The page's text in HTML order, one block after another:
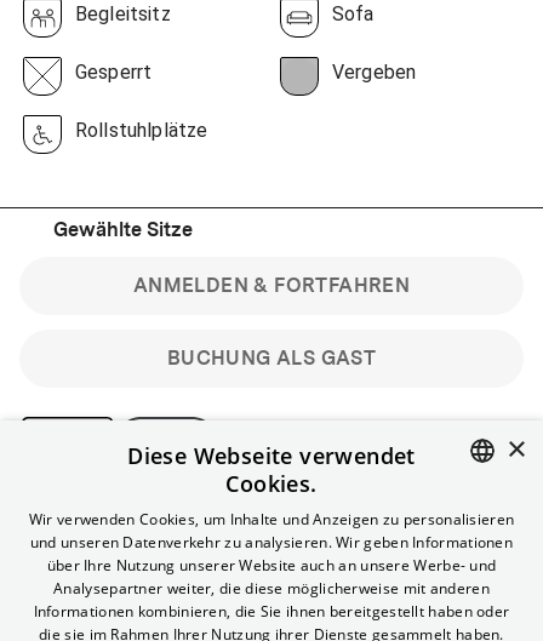
Begleitsitz Sofa
Gesperrt Vergeben
Rollstuhlplätze
Gewählte Sitze
BUCHUNG ALS GAST
ANMELDEN & FORTFAHREN
Bitte beachte: Gastbuchungen sind nicht stornierbar.
Registriere dich kostenlos für bis zu 90 min vor Filmbeginn
stornierbare Tickets für reguläre Vorstellungen.
Unlimited-Mitglied? Melde dich an, um deine Benefits
nutzen zu können.
ENGLISH
×
Diese Webseite verwendet
Cookies.
Wir verwenden Cookies, um Inhalte und Anzeigen zu personalisieren
und unseren Datenverkehr zu analysieren. Wir geben Informationen
über Ihre Nutzung unserer Website auch an unsere Werbe- und
Analysepartner weiter, die diese möglicherweise mit anderen
Informationen kombinieren, die Sie ihnen bereitgestellt haben oder
die sie im Rahmen Ihrer Nutzung ihrer Dienste gesammelt haben.